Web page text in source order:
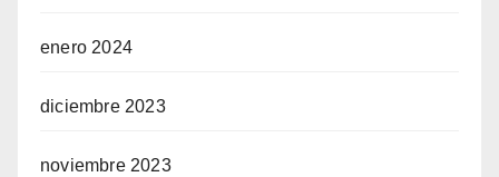
enero 2024
diciembre 2023
noviembre 2023